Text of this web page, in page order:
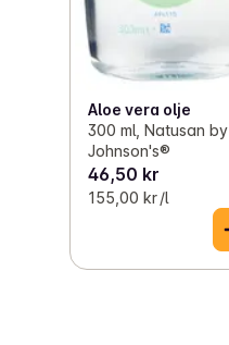
Aloe vera olje
300 ml, Natusan by
Johnson's®
46,50 kr
155,00 kr /l